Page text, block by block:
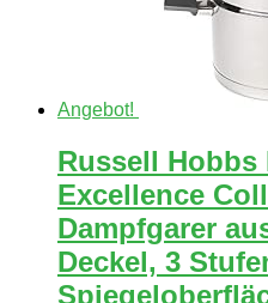
Angebot!
Russell Hobbs
Excellence
Dampfgarer
Deckel, 3